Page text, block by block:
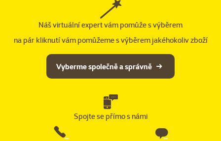
Náš virtuální expert vám pomůže s výběrem
na pár kliknutí vám pomůžeme s výběrem jakéhokoliv zboží
Vyberme společně a správně
Spojte se přímo s námi